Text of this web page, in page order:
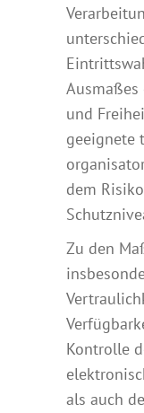
Ausmaßes
und
geeignete
dem
Zu den
Kontrolle
als auch